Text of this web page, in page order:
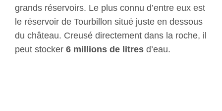
grands réservoirs. Le plus connu d’entre eux est
le réservoir de Tourbillon situé juste en dessous
du château. Creusé directement dans la roche, il
peut stocker 6 millions de litres d’eau.